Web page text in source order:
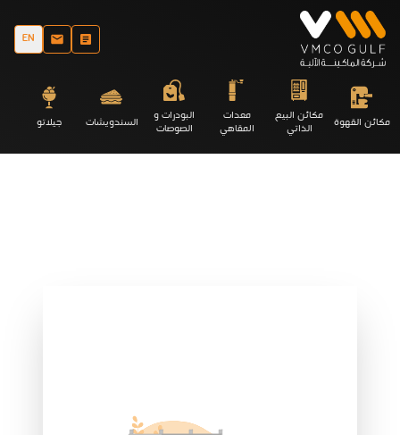
EN
مكائن القهوة مكائن البيع
الذاتي
معدات
المقاهي
البودرات و
الصوصات السندويشات جيلاتو